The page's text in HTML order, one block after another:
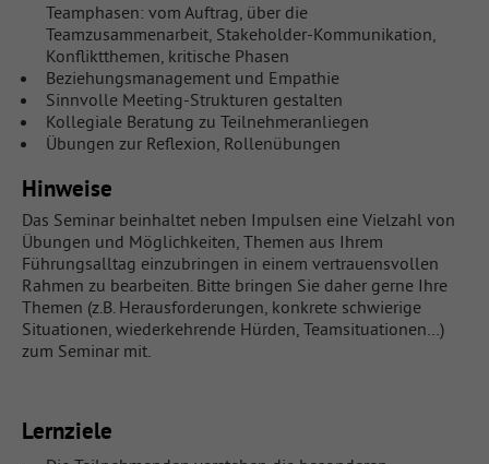
Teamphasen: vom Auftrag, über die
Teamzusammenarbeit, Stakeholder-Kommunikation,
Konfliktthemen, kritische Phasen
Beziehungsmanagement und Empathie
Sinnvolle Meeting-Strukturen gestalten
Kollegiale Beratung zu Teilnehmeranliegen
Übungen zur Reflexion, Rollenübungen
Hinweise
Das Seminar beinhaltet neben Impulsen eine Vielzahl von
Übungen und Möglichkeiten, Themen aus Ihrem
Führungsalltag einzubringen in einem vertrauensvollen
Rahmen zu bearbeiten. Bitte bringen Sie daher gerne Ihre
Themen (z.B. Herausforderungen, konkrete schwierige
Situationen, wiederkehrende Hürden, Teamsituationen…)
zum Seminar mit.
Lernziele